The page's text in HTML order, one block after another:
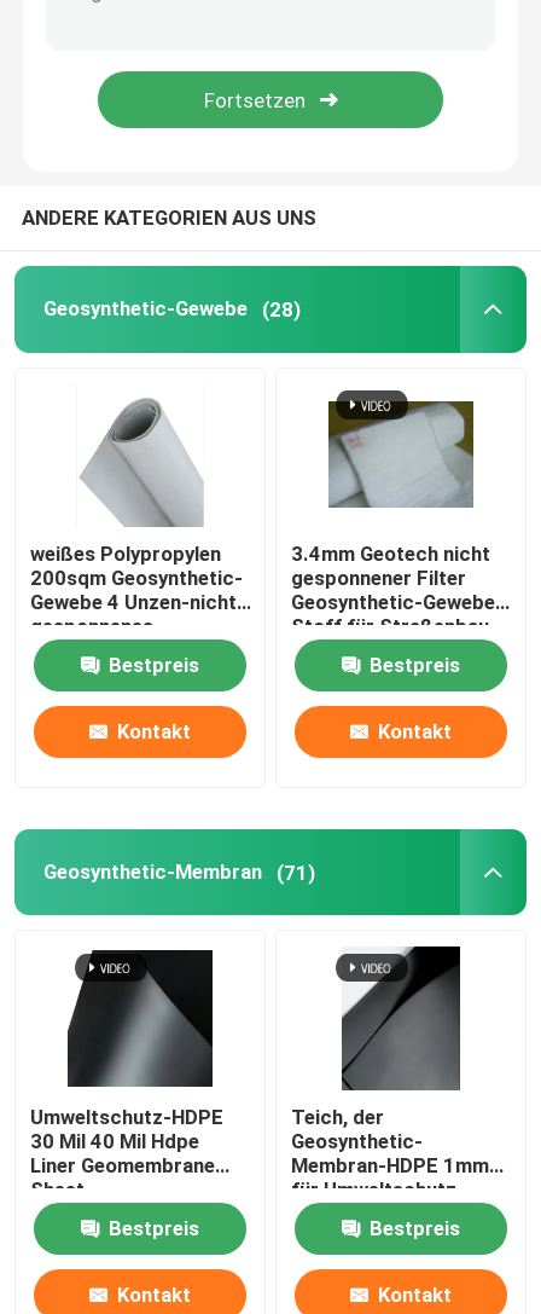
Faden-nichtgewebte Geotextilien
Plastikentwässerungs-Brett
Geosynthetic Clay Liner
Zusammengesetztes Geomembrane
Zusammengesetztes Entwässerungs-Netz
3D Geomat
Geomembrane-Schweißgerät
ANDERE KATEGORIEN AUS UNS
Geosynthetic-Gewebe (28)
weißes Polypropylen
200sqm Geosynthetic-
Gewebe 4 Unzen-nicht
gesponnenes
Geotextilien-Gewebe
Bestpreis
Kontakt
3.4mm Geotech nicht
gesponnener Filter
Geosynthetic-Gewebe-
Stoff für Straßenbau
Bestpreis
Kontakt
Geosynthetic-Membran (71)
Umweltschutz-HDPE
30 Mil 40 Mil Hdpe
Liner Geomembrane
Sheet
Bestpreis
Kontakt
Teich, der
Geosynthetic-
Membran-HDPE 1mm
für Umweltschutz
imprägniert
Bestpreis
Kontakt